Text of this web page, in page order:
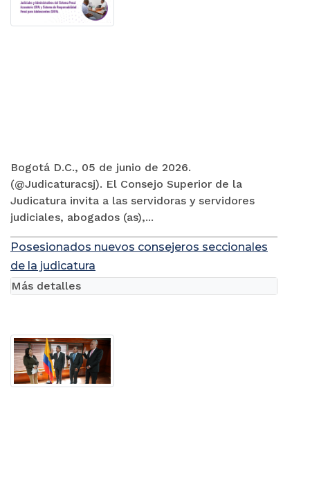
Bogotá D.C., 05 de junio de 2026.
(@Judicaturacsj). El Consejo Superior de la
Judicatura invita a las servidoras y servidores
judiciales, abogados (as),...
Posesionados nuevos consejeros seccionales
de la judicatura
Más detalles